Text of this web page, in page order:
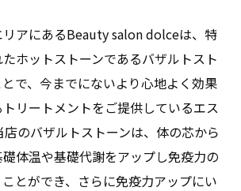
アにあるBeauty salon dolceは、特
ホットストーンであるバザルトスト
で、今までにないより心地よく効果
リートメントをご提供しているエス
店のバザルトストーンは、体の芯から
体温や基礎代謝をアップし免疫力の
とができ、さらに免疫力アップにい